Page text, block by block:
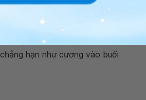
từ từ, ảnh hưởng đến khả
loạn cương dương
thời, tùy theo tình huống.
hạn như cương vào buổi